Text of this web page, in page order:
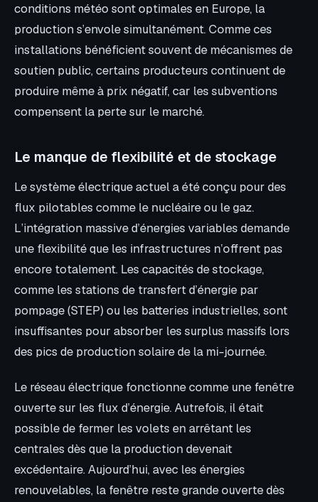
conditions météo sont optimales en Europe, la
production s’envole simultanément. Comme ces
installations bénéficient souvent de mécanismes de
soutien public, certains producteurs continuent de
produire même à prix négatif, car les subventions
compensent la perte sur le marché.
Le manque de flexibilité et de stockage
Le système électrique actuel a été conçu pour des
flux pilotables comme le nucléaire ou le gaz.
L’intégration massive d’énergies variables demande
une flexibilité que les infrastructures n’offrent pas
encore totalement. Les capacités de stockage,
comme les stations de transfert d’énergie par
pompage (STEP) ou les batteries industrielles, sont
insuffisantes pour absorber les surplus massifs lors
des pics de production solaire de la mi-journée.
Le réseau électrique fonctionne comme une fenêtre
ouverte sur les flux d’énergie. Autrefois, il était
possible de fermer les volets en arrêtant les
centrales dès que la production devenait
excédentaire. Aujourd’hui, avec les énergies
renouvelables, la fenêtre reste grande ouverte dès